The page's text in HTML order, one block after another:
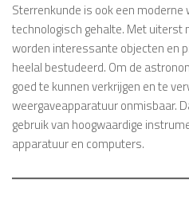
Sterrenkunde is ook een
technologisch gehalte. Met
worden interessante objecten en
heelal bestudeerd. Om de
goed te kunnen verkrijgen en te
weergaveapparatuur onmisbaar.
gebruik van hoogwaardige
apparatuur en computers.